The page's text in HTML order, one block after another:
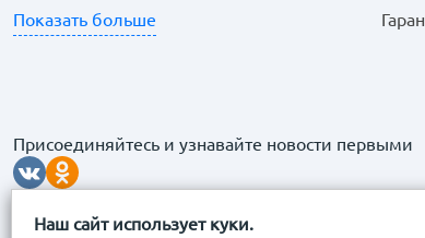
Наш сайт использует куки.
Показать больше
Присоединяйтесь и узнавайте новости первыми